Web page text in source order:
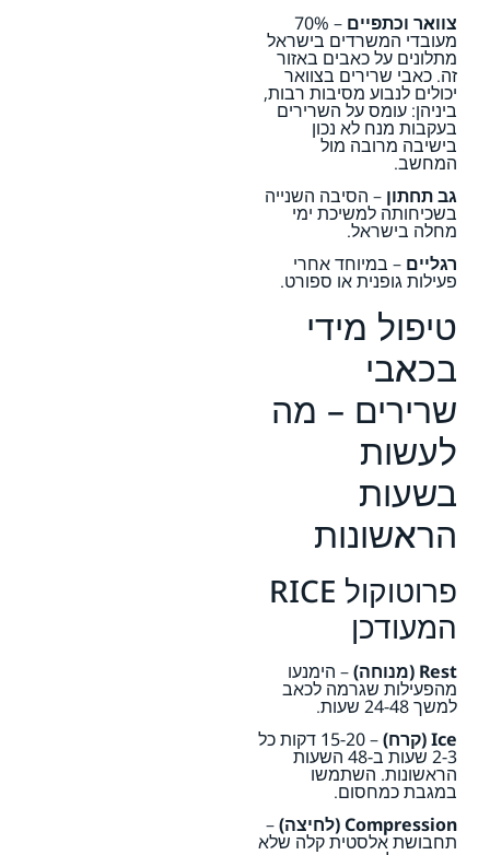
צוואר וכתפיים – 70%
מעובדי המשרדים בישראל
מתלונים על כאבים באזור
זה. כאבי שרירים בצוואר
יכולים לנבוע מסיבות רבות,
ביניהן: עומס על השרירים
בעקבות מנח לא נכון
בישיבה מרובה מול
המחשב.
גב תחתון – הסיבה השנייה
בשכיחותה למשיכת ימי
מחלה בישראל.
רגליים – במיוחד אחרי
פעילות גופנית או ספורט.
טיפול מידי
בכאבי
שרירים – מה
לעשות
בשעות
הראשונות
פרוטוקול RICE
המעודכן
Rest (מנוחה) – הימנעו
מהפעילות שגרמה לכאב
למשך 24-48 שעות.
Ice (קרח)
– 15-20 דקות כל
2-3 שעות ב-48 השעות
הראשונות. השתמשו
במגבת כמחסום.
Compression (לחיצה)
–
תחבושת אלסטית קלה שלא